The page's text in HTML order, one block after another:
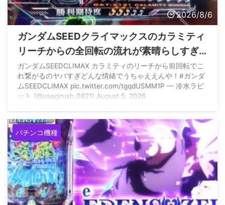
2026/8/6
ガンダムSEEDクライマックスのカラミティ
リーチからの全回転の流れが素晴らしすぎ
ると話題に
ガンダムSEEDCLIMAX カラミティのリーチから前回転でこ
れ繋がるのヤバすぎどんな情緒でうちゃええんや！#ガンダ
ムSEEDCLIMAX pic.twitter.com/tgqdUSMM1P — 冷水ラビ
ット (@usagirush_0821) August 5, 2026
パチンコ機種